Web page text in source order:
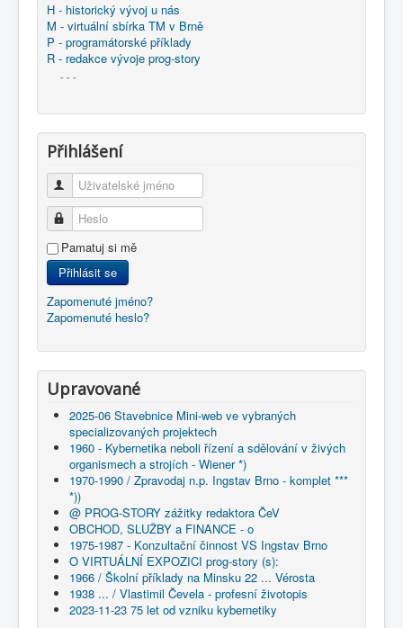
H - historický vývoj u nás
M - virtuální sbírka TM v Brně
P - programátorské příklady
R - redakce vývoje prog-story
- - -
Přihlášení
Uživatelské jméno
Heslo
Pamatuj si mě
Přihlásit se
Zapomenuté jméno?
Zapomenuté heslo?
Upravované
2025-06 Stavebnice Mini-web ve vybraných
specializovaných projektech
1960 - Kybernetika neboli řízení a sdělování v živých
organismech a strojích - Wiener *)
1970-1990 / Zpravodaj n.p. Ingstav Brno - komplet ***
*))
@ PROG-STORY zážitky redaktora ČeV
OBCHOD, SLUŽBY a FINANCE - o
1975-1987 - Konzultační činnost VS Ingstav Brno
O VIRTUÁLNÍ EXPOZICI prog-story (s):
1966 / Školní příklady na Minsku 22 ... Vérosta
1938 ... / Vlastimil Čevela - profesní životopis
2023-11-23 75 let od vzniku kybernetiky